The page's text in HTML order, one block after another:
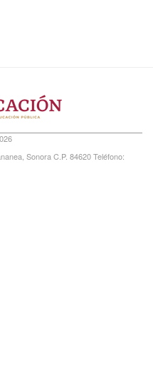
Sonora C.P. 84620 Teléfono: